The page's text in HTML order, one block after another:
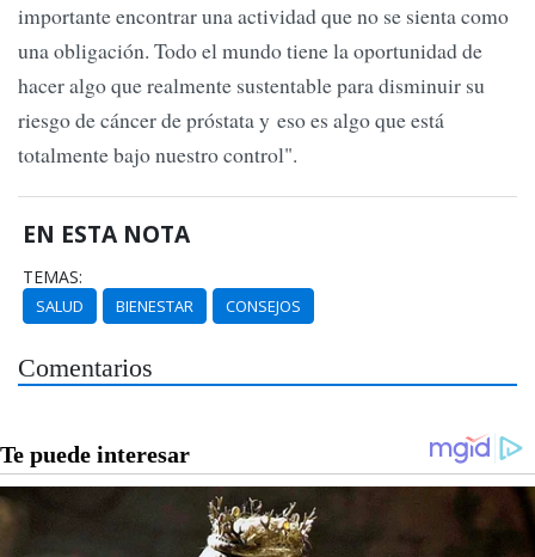
importante encontrar una actividad que no se sienta como
una obligación. Todo el mundo tiene la oportunidad de
hacer algo que realmente sustentable para disminuir su
riesgo de cáncer de próstata y eso es algo que está
totalmente bajo nuestro control".
EN ESTA NOTA
TEMAS:
SALUD BIENESTAR CONSEJOS
Comentarios